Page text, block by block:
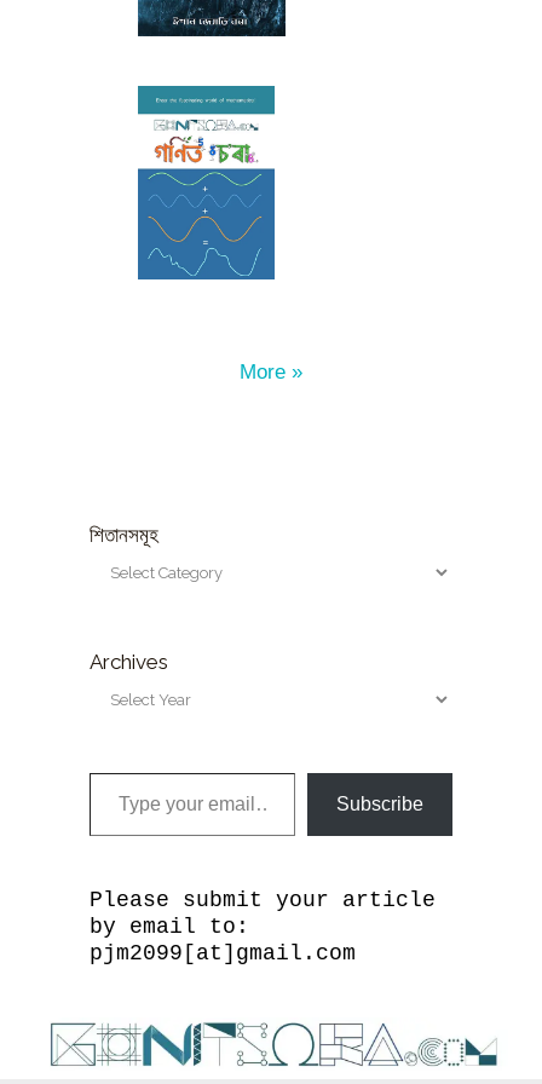
More »
শিতানসমূহ
Archives
Type your email…
Subscribe
Please submit your article
by email to:
pjm2099[at]gmail.com